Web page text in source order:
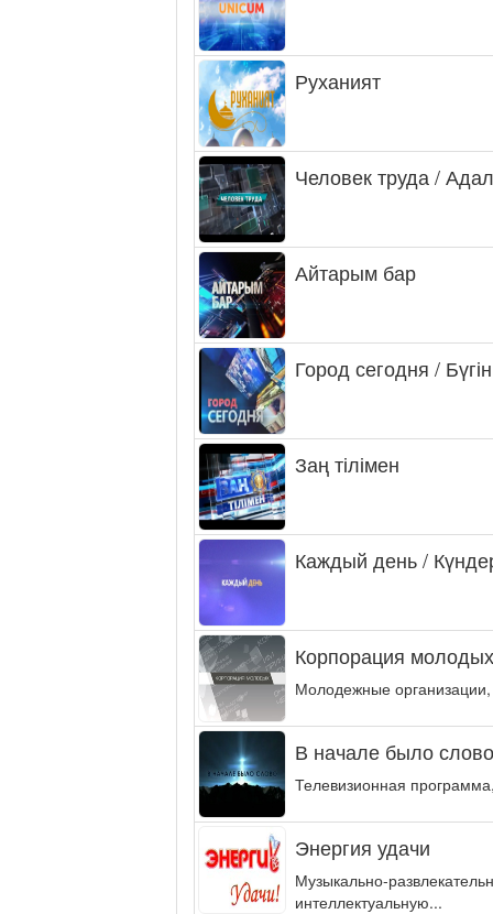
Руханият
Человек труда /
Айтарым бар
Город сегодня /
Заң тілімен
Каждый день /
Корпорация
Молодежные
В начале было
Телевизионная
Энергия удачи
Музыкально-
интеллектуальную...